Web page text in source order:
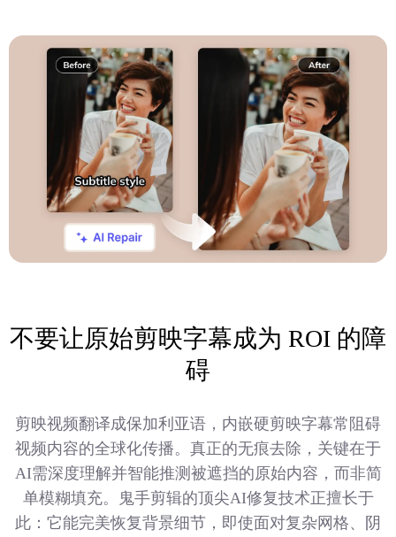
不要让原始剪映字幕成为 ROI 的障
碍
剪映视频翻译成保加利亚语，内嵌硬剪映字幕常阻碍
视频内容的全球化传播。真正的无痕去除，关键在于
AI需深度理解并智能推测被遮挡的原始内容，而非简
单模糊填充。鬼手剪辑的顶尖AI修复技术正擅长于
此：它能完美恢复背景细节，即使面对复杂网格、阴